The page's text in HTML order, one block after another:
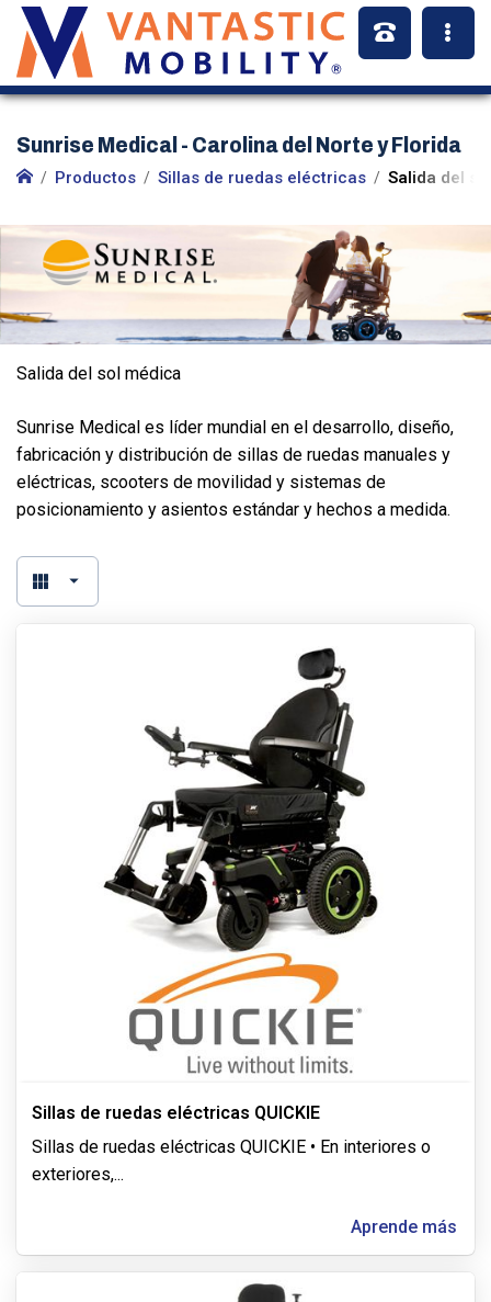
Sunrise Medical - Carolina del Norte y Florida
Productos Sillas de ruedas eléctricas Salida del
Salida del sol médica
Sunrise Medical es líder mundial en el desarrollo, diseño,
fabricación y distribución de sillas de ruedas manuales y
eléctricas, scooters de movilidad y sistemas de
posicionamiento y asientos estándar y hechos a medida.
Sillas de ruedas eléctricas QUICKIE
Sillas de ruedas eléctricas QUICKIE • En interiores o
exteriores,...
Aprende más